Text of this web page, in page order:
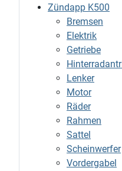
Zündapp K500
Bremsen
Elektrik
Getriebe
Lenker
Motor
Räder
Rahmen
Sattel
Scheinwerfer
Vordergabel